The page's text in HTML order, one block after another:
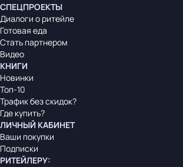
СПЕЦПРОЕКТЫ
Диалоги о ритейле
Готовая еда
Стать партнером
Видео
КНИГИ
Новинки
Топ-10
Трафик без скидок?
Где купить?
ЛИЧНЫЙ КАБИНЕТ
Ваши покупки
Подписки
РИТЕЙЛЕРУ: